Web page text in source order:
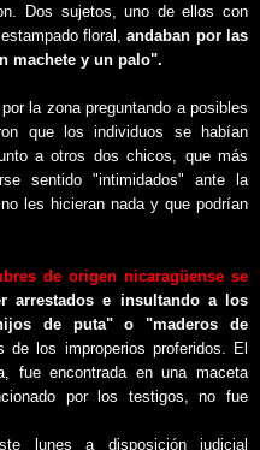
Dos sujetos, uno de ellos con
floral,andaban por las
machete y un palo".
la zona preguntando a posibles
que los individuos se habían
a otros dos chicos, que más
sentido "intimidados" ante la
les hicieran nada y que podrían
de origen nicaragüense se
arrestados e insultando a los
de puta" o "maderos de
de los improperios proferidos. El
fue encontrada en una maceta
por los testigos, no fue
lunes a disposición judicial